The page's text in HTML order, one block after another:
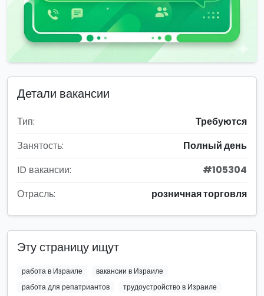
Детали вакансии
Тип:
Требуются
Занятость:
Полный день
ID вакансии:
#105304
Отрасль:
розничная торговля
Эту страницу ищут
работа в Израиле
вакансии в Израиле
работа для репатриантов
трудоустройство в Израиле